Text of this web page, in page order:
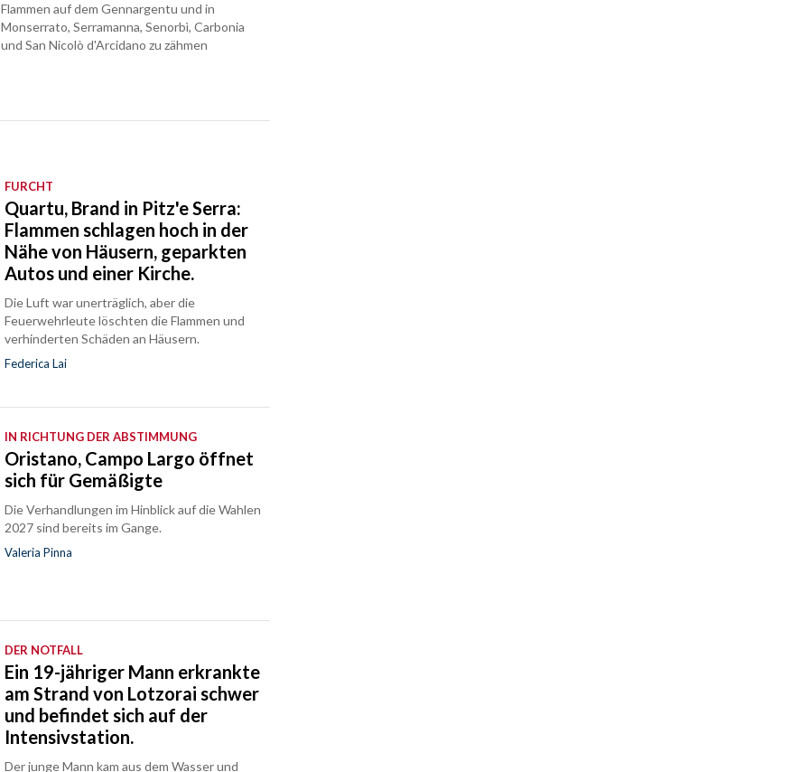
Flammen auf dem Gennargentu und in
Monserrato, Serramanna, Senorbì, Carbonia
und San Nicolò d'Arcidano zu zähmen
FURCHT
Quartu, Brand in Pitz'e Serra:
Flammen schlagen hoch in der
Nähe von Häusern, geparkten
Autos und einer Kirche.
Die Luft war unerträglich, aber die
Feuerwehrleute löschten die Flammen und
verhinderten Schäden an Häusern.
Federica Lai
IN RICHTUNG DER ABSTIMMUNG
Oristano, Campo Largo öffnet
sich für Gemäßigte
Die Verhandlungen im Hinblick auf die Wahlen
2027 sind bereits im Gange.
Valeria Pinna
DER NOTFALL
Ein 19-jähriger Mann erkrankte
am Strand von Lotzorai schwer
und befindet sich auf der
Intensivstation.
Der junge Mann kam aus dem Wasser und